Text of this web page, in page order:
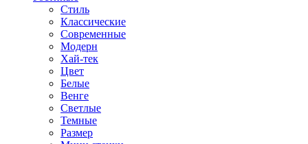
Стиль
Классические
Современные
Модерн
Хай-тек
Цвет
Белые
Венге
Светлые
Темные
Размер